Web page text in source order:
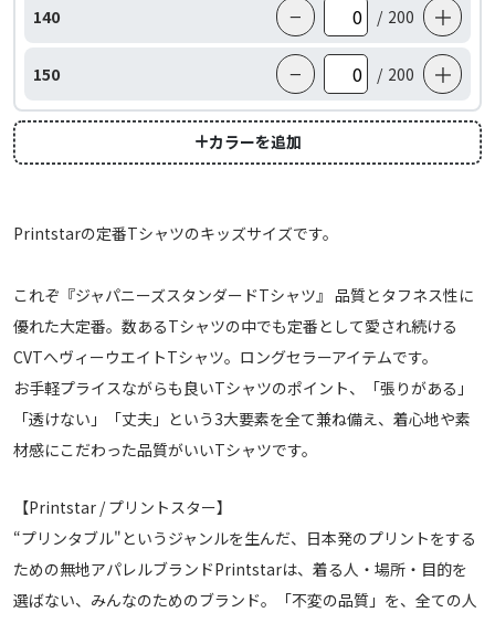
140 − / 200 ＋
150 − / 200 ＋
カラーを追加
Printstarの定番Tシャツのキッズサイズです。
これぞ『ジャパニーズスタンダードTシャツ』 品質とタフネス性に
優れた大定番。数あるTシャツの中でも定番として愛され続ける
CVTへヴィーウエイトTシャツ。ロングセラーアイテムです。
お手軽プライスながらも良いTシャツのポイント、「張りがある」
「透けない」「丈夫」という3大要素を全て兼ね備え、着心地や素
材感にこだわった品質がいいTシャツです。
【Printstar / プリントスター】
“プリンタブル"というジャンルを生んだ、日本発のプリントをする
ための無地アパレルブランドPrintstarは、着る人・場所・目的を
選ばない、みんなのためのブランド。「不変の品質」を、全ての人